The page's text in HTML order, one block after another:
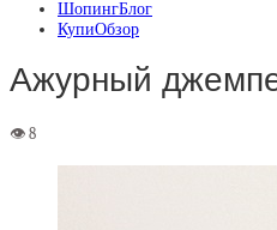
ШопингБлог
КупиОбзор
Ажурный